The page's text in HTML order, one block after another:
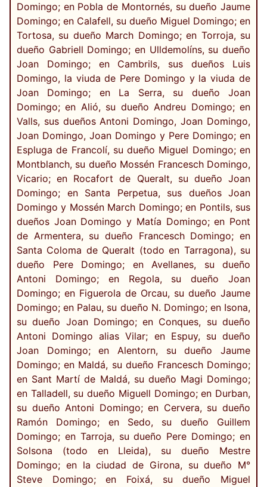
Domingo; en Pobla de Montornés, su dueño Jaume
Domingo; en Calafell, su dueño Miguel Domingo; en
Tortosa, su dueño March Domingo; en Torroja, su
dueño Gabriell Domingo; en Ulldemolíns, su dueño
Joan Domingo; en Cambrils, sus dueños Luis
Domingo, la viuda de Pere Domingo y la viuda de
Joan Domingo; en La Serra, su dueño Joan
Domingo; en Alió, su dueño Andreu Domingo; en
Valls, sus dueños Antoni Domingo, Joan Domingo,
Joan Domingo, Joan Domingo y Pere Domingo; en
Espluga de Francolí, su dueño Miguel Domingo; en
Montblanch, su dueño Mossén Francesch Domingo,
Vicario; en Rocafort de Queralt, su dueño Joan
Domingo; en Santa Perpetua, sus dueños Joan
Domingo y Mossén March Domingo; en Pontils, sus
dueños Joan Domingo y Matía Domingo; en Pont
de Armentera, su dueño Francesch Domingo; en
Santa Coloma de Queralt (todo en Tarragona), su
dueño Pere Domingo; en Avellanes, su dueño
Antoni Domingo; en Regola, su dueño Joan
Domingo; en Figuerola de Orcau, su dueño Jaume
Domingo; en Palau, su dueño N. Domingo; en Isona,
su dueño Joan Domingo; en Conques, su dueño
Antoni Domingo alias Vilar; en Espuy, su dueño
Joan Domingo; en Alentorn, su dueño Jaume
Domingo; en Maldá, su dueño Francesch Domingo;
en Sant Martí de Maldá, su dueño Magi Domingo;
en Talladell, su dueño Miguell Domingo; en Durban,
su dueño Antoni Domingo; en Cervera, su dueño
Ramón Domingo; en Sedo, su dueño Guillem
Domingo; en Tarroja, su dueño Pere Domingo; en
Solsona (todo en Lleida), su dueño Mestre
Domingo; en la ciudad de Girona, su dueño M°
Steve Domingo; en Foixá, su dueño Miguel